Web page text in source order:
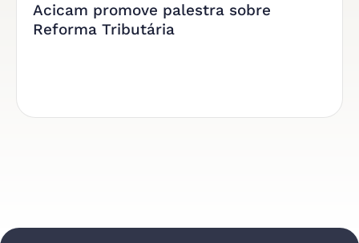
Acicam promove palestra sobre
Reforma Tributária